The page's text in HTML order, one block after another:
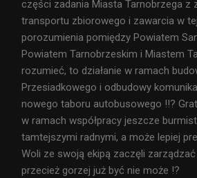
części zadania Miasta Tarnobrzega z
transportu zbiorowego i zawarcia w
porozumienia pomiędzy Powiatem
Powiatem Tarnobrzeskim i Miastem
rozumieć, to działanie w ramach
Przesiadkowego i odbudowy
nowego taboru autobusowego !!?
w ramach współpracy jeszcze
tamtejszymi radnymi, a może lepiej
Woli ze swoją ekipą zaczęli
przecież gorzej już być nie może !?